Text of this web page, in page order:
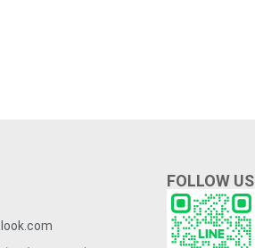
FOLLOW US